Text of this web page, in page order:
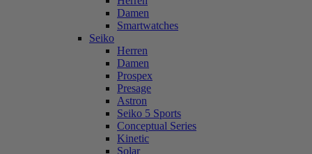
Damen
Smartwatches
Seiko
Herren
Damen
Prospex
Presage
Astron
Seiko 5 Sports
Conceptual Series
Kinetic
Solar